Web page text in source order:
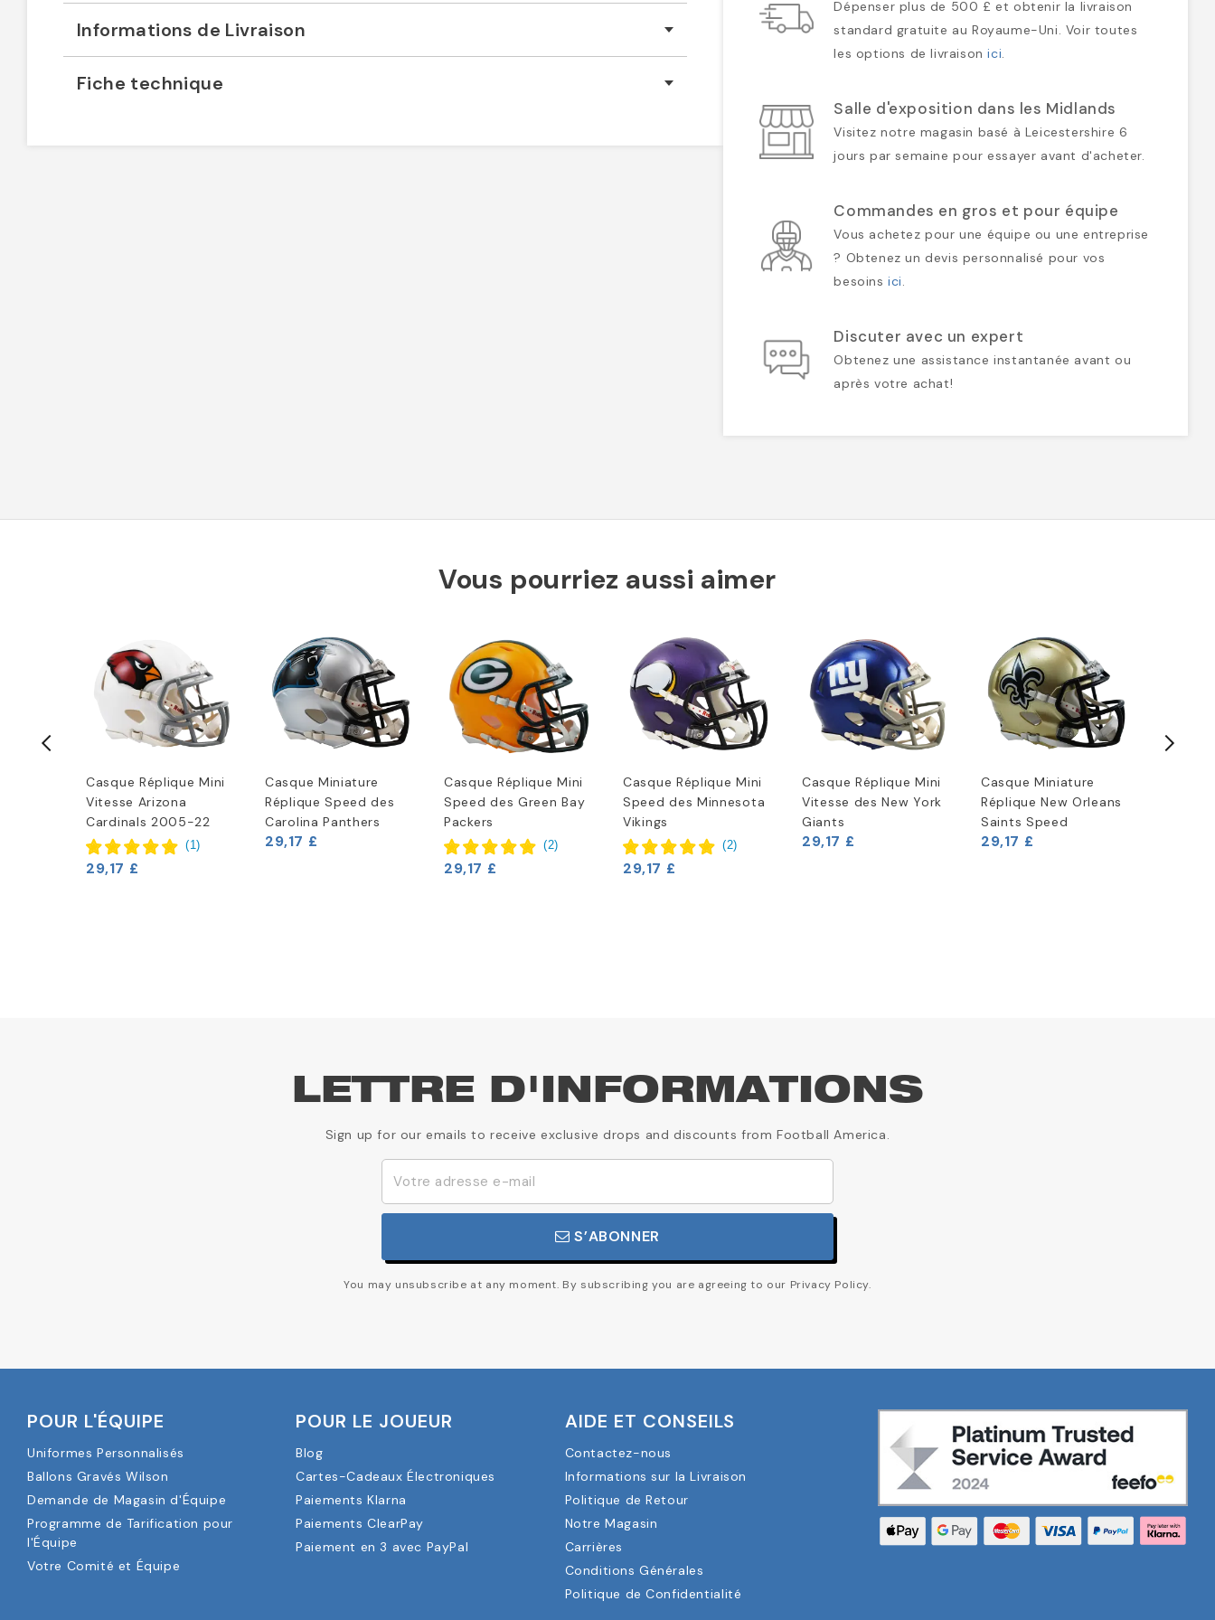
Informations de Livraison
Fiche technique
Dépenser plus de 500 £ et obtenir la livraison
standard gratuite au Royaume-Uni. Voir toutes
les options de livraisonici.
Salle d'exposition dans les Midlands
Visitez notre magasin basé à Leicestershire 6
jours par semaine pour essayer avant d'acheter.
Commandes en gros et pour équipe
Vous achetez pour une équipe ou une entreprise
? Obtenez un devis personnalisé pour vos
besoinsici.
Discuter avec un expert
Obtenez une assistance instantanée avant ou
après votre achat!
Vous pourriez aussi aimer
Casque Réplique Mini
Vitesse Arizona
Cardinals 2005-22
(1)
29,17 £
Casque Miniature
Réplique Speed des
Carolina Panthers
29,17 £
Casque Réplique Mini
Speed des Green Bay
Packers
(2)
29,17 £
Casque Réplique Mini
Speed des Minnesota
Vikings
(2)
29,17 £
Casque Réplique Mini
Vitesse des New York
Giants
29,17 £
Casque Miniature
Réplique New Orleans
Saints Speed
29,17 £
LETTRE D'INFORMATIONS
Sign up for our emails to receive exclusive drops and discounts from Football America.
S’ABONNER
You may unsubscribe at any moment. By subscribing you are agreeing to our Privacy Policy.
POUR L'ÉQUIPE
Uniformes Personnalisés
Ballons Gravés Wilson
Demande de Magasin d'Équipe
Programme de Tarification pour
l'Équipe
Votre Comité et Équipe
POUR LE JOUEUR
Blog
Cartes-Cadeaux Électroniques
Paiements Klarna
Paiements ClearPay
Paiement en 3 avec PayPal
AIDE ET CONSEILS
Contactez-nous
Informations sur la Livraison
Politique de Retour
Notre Magasin
Carrières
Conditions Générales
Politique de Confidentialité